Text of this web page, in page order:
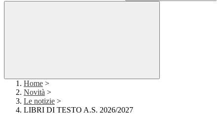
Home >
Novità >
Le notizie >
LIBRI DI TESTO A.S. 2026/2027